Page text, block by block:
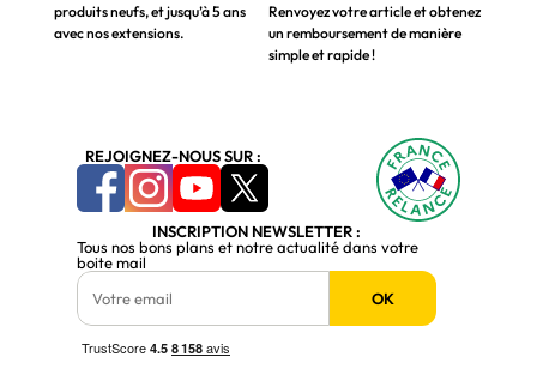
produits neufs, et jusqu’à 5 ans
avec nos extensions.
Renvoyez votre article et obtenez
un remboursement de manière
simple et rapide !
REJOIGNEZ-NOUS SUR :
INSCRIPTION NEWSLETTER :
Tous nos bons plans et notre actualité dans votre
boite mail
OK